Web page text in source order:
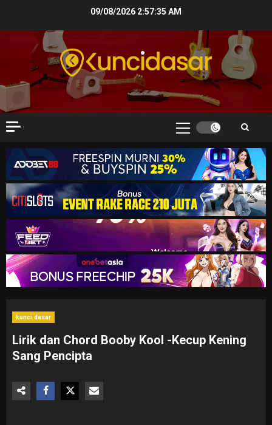
09/08/2026 2:57:37 AM
Primary
kunci dasar
Lirik dan Chord Booby Kool -Kecup Kening
Sang Pencipta